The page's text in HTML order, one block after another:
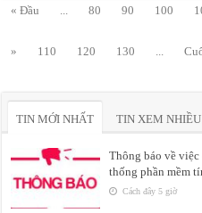
« Đầu ... 80 90 100
»
110 120 130 ...
TIN MỚI NHẤT TIN XEM
Thông báo về
thống phần mềm
Cách đây 5 giờ